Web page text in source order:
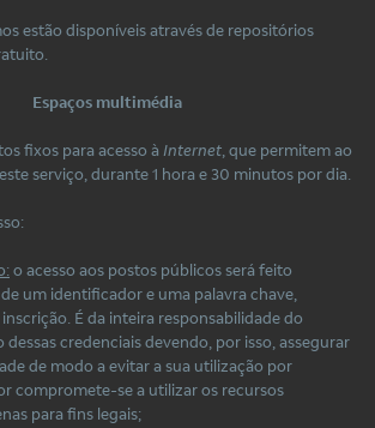
estão disponíveis através de repositórios
Espaços multimédia
fixos para acesso à Internet , que permitem ao
serviço, durante 1 hora e 30 minutos por dia.
o acesso aos postos públicos será feito
um identificador e uma palavra chave,
É da inteira responsabilidade do
credenciais devendo, por isso, assegurar
de modo a evitar a sua utilização por
compromete-se a utilizar os recursos
para fins legais;